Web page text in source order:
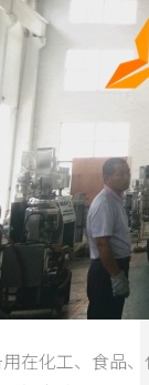
化工、食品、